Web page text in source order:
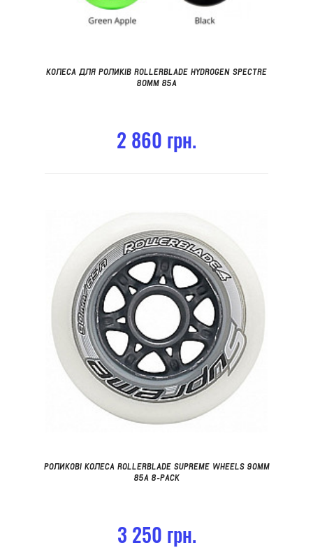
КОЛЕСА ДЛЯ РОЛИКІВ ROLLERBLADE HYDROGEN SPECTRE
80MM 85A
2 860 грн.
РОЛИКОВІ КОЛЕСА ROLLERBLADE SUPREME WHEELS 90MM
85A 8-PACK
3 250 грн.